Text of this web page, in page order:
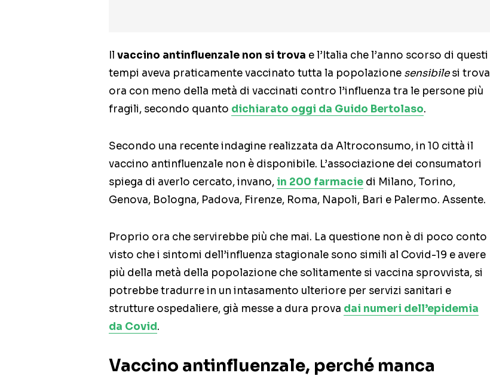
Il vaccino antinfluenzale non si trova e l’Italia che l’anno scorso di questi
tempi aveva praticamente vaccinato tutta la popolazione sensibilesi trova
ora con meno della metà di vaccinati contro l’influenza tra le persone più
fragili, secondo quanto dichiarato oggi da Guido Bertolaso.
Secondo una recente indagine realizzata da Altroconsumo, in 10 città il
vaccino antinfluenzale non è disponibile. L’associazione dei consumatori
spiega di averlo cercato, invano, in 200 farmacie di Milano, Torino,
Genova, Bologna, Padova, Firenze, Roma, Napoli, Bari e Palermo. Assente.
Proprio ora che servirebbe più che mai. La questione non è di poco conto
visto che i sintomi dell’influenza stagionale sono simili al Covid-19 e avere
più della metà della popolazione che solitamente si vaccina sprovvista, si
potrebbe tradurre in un intasamento ulteriore per servizi sanitari e
strutture ospedaliere, già messe a dura prova dai numeri dell’epidemia
da Covid.
Vaccino antinfluenzale, perché manca